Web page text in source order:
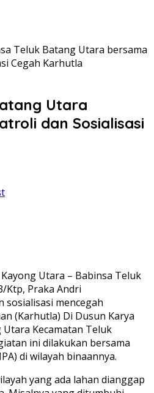
Teluk Batang Utara bersama
Cegah Karhutla
Utara
dan Sosialisasi
Utara – Babinsa Teluk
Ktp, Praka Andri
sosialisasi mencegah
(Karhutla) Di Dusun Karya
Kecamatan Teluk
ini dilakukan bersama
di wilayah binaannya.
yang ada lahan dianggap